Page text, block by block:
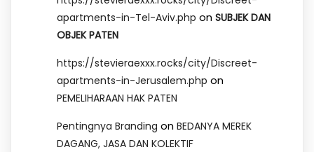
apartments-in-Tel-Aviv.php on SUBJEK DAN
OBJEK PATEN
https://stevieraexxx.rocks/city/Discreet-
apartments-in-Jerusalem.php on
PEMELIHARAAN HAK PATEN
Pentingnya Branding on BEDANYA MEREK
DAGANG, JASA DAN KOLEKTIF